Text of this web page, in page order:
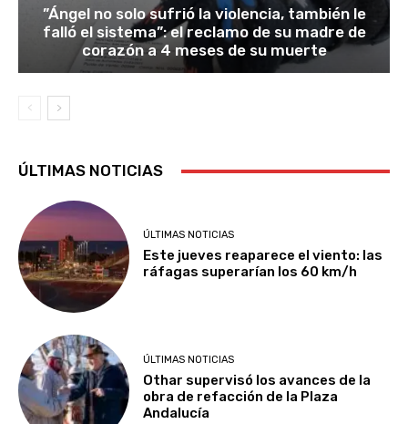
​”Ángel no solo sufrió la violencia, también le
falló el sistema”: el reclamo de su madre de
corazón a 4 meses de su muerte
ÚLTIMAS NOTICIAS
ÚLTIMAS NOTICIAS
Este jueves reaparece el viento: las
ráfagas superarían los 60 km/h
ÚLTIMAS NOTICIAS
Othar supervisó los avances de la
obra de refacción de la Plaza
Andalucía